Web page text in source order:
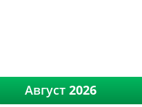
Август